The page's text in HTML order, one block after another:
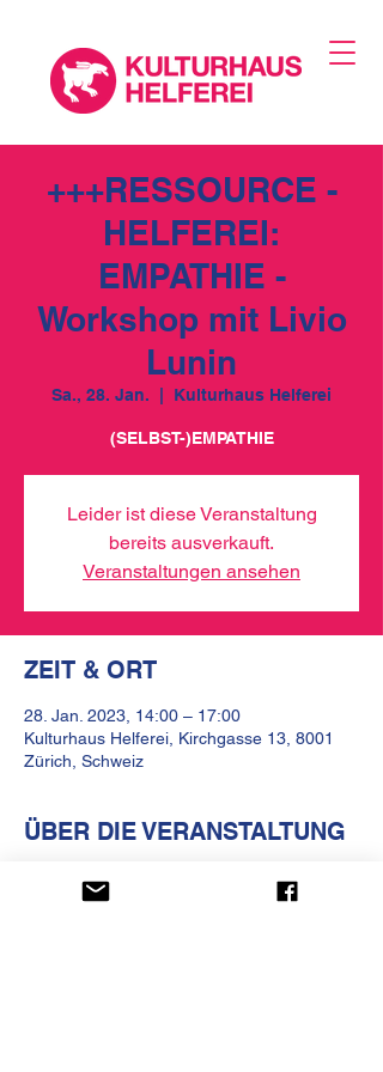
+++RESSOURCE -
HELFEREI:
EMPATHIE -
Workshop mit Livio
Lunin
Sa., 28. Jan. Kulturhaus Helferei
(SELBST-)EMPATHIE
Leider ist diese Veranstaltung
bereits ausverkauft.
Veranstaltungen ansehen
ZEIT & ORT
28. Jan. 2023, 14:00 – 17:00
Kulturhaus Helferei, Kirchgasse 13, 8001
Zürich, Schweiz
ÜBER DIE VERANSTALTUNG
Wie kann ich meinem Gegenüber
empathisch begegnen und mir dabei treu